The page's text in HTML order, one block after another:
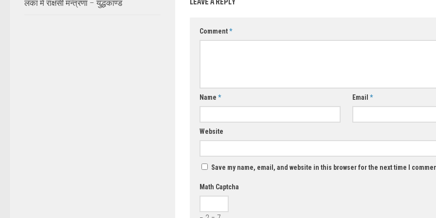
Comment*
Name * Email*
Website
Save my name, email, and website in this browser for the next time I
Math Captcha
लंका में राक्षसी मन्त्रणा – युद्धकाण्ड